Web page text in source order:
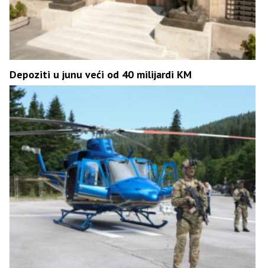
Depoziti u junu veći od 40 milijardi KM